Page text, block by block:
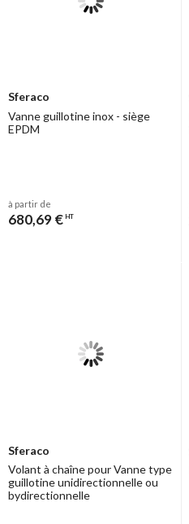
Sferaco
Vanne guillotine inox - siège
EPDM
à partir de
680,69 € HT
Sferaco
Volant à chaîne pour Vanne type
guillotine unidirectionnelle ou
bydirectionnelle